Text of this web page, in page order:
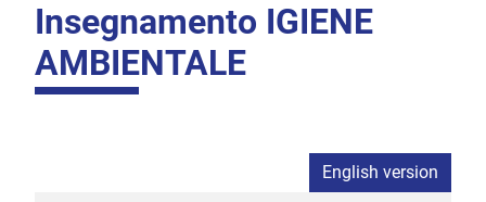
Insegnamento IGIENE
AMBIENTALE
English version